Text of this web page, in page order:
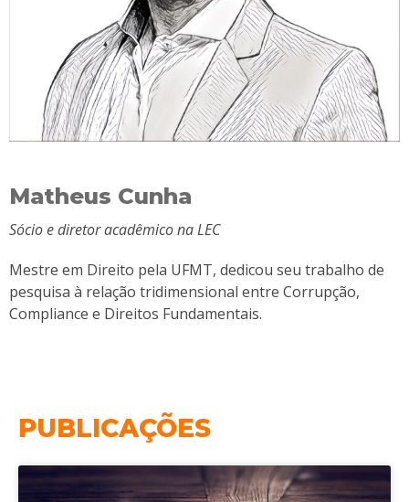
Matheus Cunha
Sócio e diretor acadêmico na LEC
Mestre em Direito pela UFMT, dedicou seu trabalho de
pesquisa à relação tridimensional entre Corrupção,
Compliance e Direitos Fundamentais.
PUBLICAÇÕES